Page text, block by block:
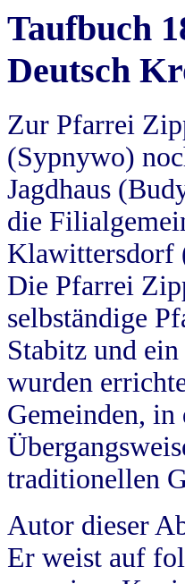
Taufbuch
Deutsch
Zur Pfarrei
(Sypnywo)
Jagdhaus
die
Klawittersdorf
Die Pfarrei
selbständige
Stabitz und
wurden
Gemeinden, in
traditionellen
Autor dieser
Er weist auf